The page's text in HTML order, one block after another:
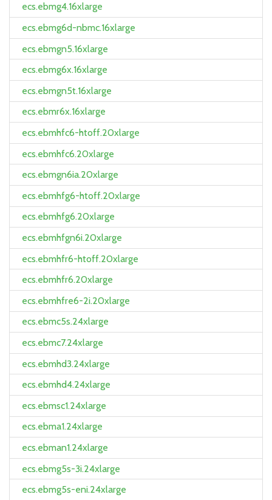
ecs.ebmg4.16xlarge
ecs.ebmg6d-nbmc.16xlarge
ecs.ebmgn5.16xlarge
ecs.ebmg6x.16xlarge
ecs.ebmgn5t.16xlarge
ecs.ebmr6x.16xlarge
ecs.ebmhfc6-htoff.20xlarge
ecs.ebmhfc6.20xlarge
ecs.ebmgn6ia.20xlarge
ecs.ebmhfg6-htoff.20xlarge
ecs.ebmhfg6.20xlarge
ecs.ebmhfgn6i.20xlarge
ecs.ebmhfr6-htoff.20xlarge
ecs.ebmhfr6.20xlarge
ecs.ebmhfre6-2i.20xlarge
ecs.ebmc5s.24xlarge
ecs.ebmc7.24xlarge
ecs.ebmhd3.24xlarge
ecs.ebmhd4.24xlarge
ecs.ebmsc1.24xlarge
ecs.ebma1.24xlarge
ecs.ebman1.24xlarge
ecs.ebmg5s-3i.24xlarge
ecs.ebmg5s-eni.24xlarge